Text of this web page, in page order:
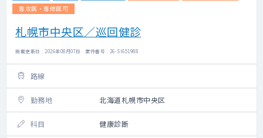
専攻医・専修医可
札幌市中央区／巡回健診
掲載更新日 : 2026年08月07日 案件番号 : 26-SI651988
路線
勤務地 北海道札幌市中央区
科目 健康診断